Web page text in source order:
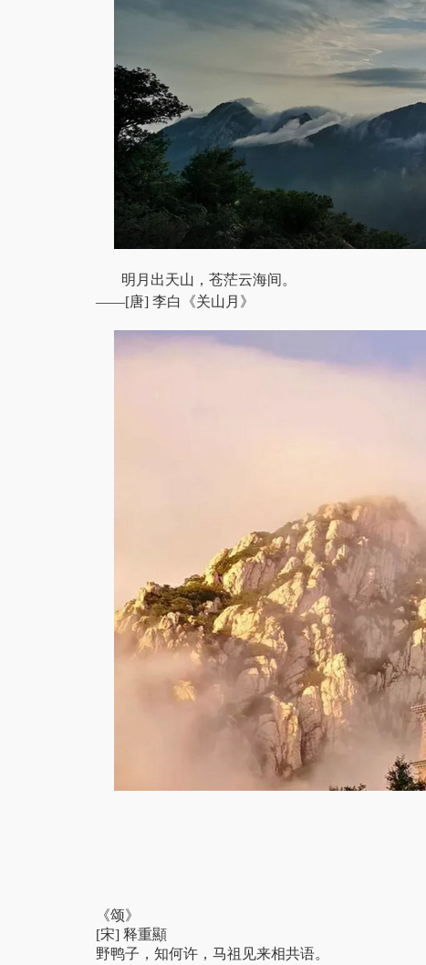
明月出天山，苍茫云海间。
——[唐] 李白《关山月》
《颂》
[宋] 释重顯
野鸭子，知何许，马祖见来相共语。